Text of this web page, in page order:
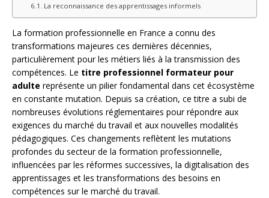
La reconnaissance des apprentissages informels
La formation professionnelle en France a connu des
transformations majeures ces dernières décennies,
particulièrement pour les métiers liés à la transmission des
compétences. Le titre professionnel formateur pour
adulte représente un pilier fondamental dans cet écosystème
en constante mutation. Depuis sa création, ce titre a subi de
nombreuses évolutions réglementaires pour répondre aux
exigences du marché du travail et aux nouvelles modalités
pédagogiques. Ces changements reflètent les mutations
profondes du secteur de la formation professionnelle,
influencées par les réformes successives, la digitalisation des
apprentissages et les transformations des besoins en
compétences sur le marché du travail.